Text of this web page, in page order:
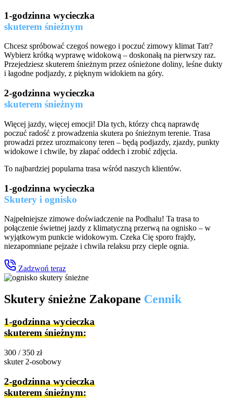
1-godzinna wycieczka
skuterem śnieżnym
Chcesz spróbować czegoś nowego i poczuć zimowy klimat Tatr?
Wybierz krótką wyprawę widokową – doskonałą na pierwszy raz.
Przejedziesz skuterem śnieżnym przez ośnieżone doliny, leśne dukty
i łagodne podjazdy, z pięknym widokiem na góry.
2-godzinna wycieczka
skuterem śnieżnym
Więcej jazdy, więcej emocji! Dla tych, którzy chcą naprawdę
poczuć radość z prowadzenia skutera po śnieżnym terenie. Trasa
prowadzi przez urozmaicony teren – będą podjazdy, zjazdy, punkty
widokowe i chwile, by złapać oddech i zrobić zdjęcia.
To najbardziej popularna trasa wśród naszych klientów.
1-godzinna wycieczka
Skutery i ognisko
Najpełniejsze zimowe doświadczenie na Podhalu! Ta trasa to
połączenie świetnej jazdy z klimatyczną przerwą na ognisko – w
wyjątkowym punkcie widokowym. Czeka Cię sporo frajdy,
niezapomniane pejzaże i chwila relaksu przy cieple ognia.
Zadzwoń teraz
Skutery śnieżne Zakopane Cennik
1-godzinna wycieczka
skuterem śnieżnym:
300 / 350 zł
skuter 2-osobowy
2-godzinna wycieczka
skuterem śnieżnym: